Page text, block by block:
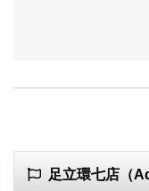
足立環七店（